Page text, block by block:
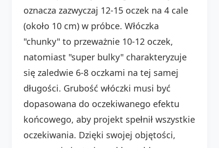
oznacza zazwyczaj 12-15 oczek na 4 cale
(około 10 cm) w próbce. Włóczka
"chunky" to przeważnie 10-12 oczek,
natomiast "super bulky" charakteryzuje
się zaledwie 6-8 oczkami na tej samej
długości. Grubość włóczki musi być
dopasowana do oczekiwanego efektu
końcowego, aby projekt spełnił wszystkie
oczekiwania. Dzięki swojej objętości,